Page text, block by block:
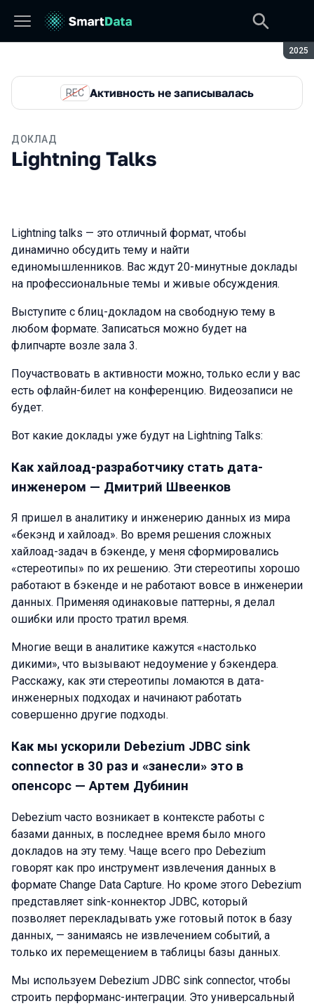
2025
REC Активность не записывалась
ДОКЛАД
Lightning Talks
Lightning talks — это отличный формат, чтобы
динамично обсудить тему и найти
единомышленников. Вас ждут 20-минутные доклады
на профессиональные темы и живые обсуждения.
Выступите с блиц-докладом на свободную тему в
любом формате. Записаться можно будет на
флипчарте возле зала 3.
Поучаствовать в активности можно, только если у вас
есть офлайн-билет на конференцию. Видеозаписи не
будет.
Вот какие доклады уже будут на Lightning Talks:
Как хайлоад-разработчику стать дата-
инженером — Дмитрий Швеенков
Я пришел в аналитику и инженерию данных из мира
«бекэнд и хайлоад». Во время решения сложных
хайлоад-задач в бэкенде, у меня сформировались
«стереотипы» по их решению. Эти стереотипы хорошо
работают в бэкенде и не работают вовсе в инженерии
данных. Применяя одинаковые паттерны, я делал
ошибки или просто тратил время.
Многие вещи в аналитике кажутся «настолько
дикими», что вызывают недоумение у бэкендера.
Расскажу, как эти стереотипы ломаются в дата-
инженерных подходах и начинают работать
совершенно другие подходы.
Как мы ускорили Debezium JDBC sink
connector в 30 раз и «занесли» это в
опенсорс — Артем Дубинин
Debezium часто возникает в контексте работы с
базами данных, в последнее время было много
докладов на эту тему. Чаще всего про Debezium
говорят как про инструмент извлечения данных в
формате Change Data Capture. Но кроме этого Debezium
представляет sink-коннектор JDBC, который
позволяет перекладывать уже готовый поток в базу
данных, — занимаясь не извлечением событий, а
только их перемещением в таблицы базы данных.
Мы используем Debezium JDBC sink connector, чтобы
строить перформанс-интеграции. Это универсальный